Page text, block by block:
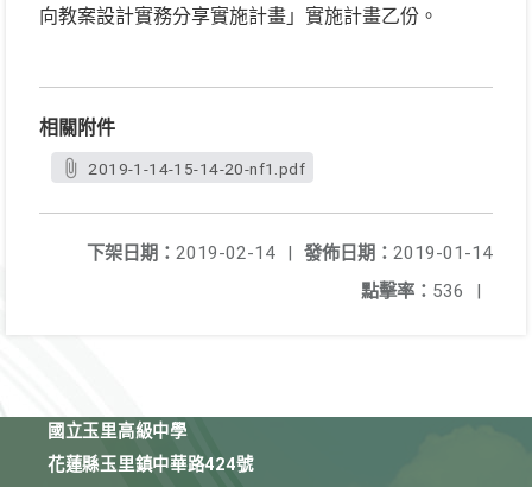
向教案設計實務分享實施計畫」實施計畫乙份。
相關附件
2019-1-14-15-14-20-nf1.pdf
發佈日期： 2019-01-14
下架日期： 2019-02-14
|
點擊率： 536 |
國立玉里高級中學
花蓮縣玉里鎮中華路424號